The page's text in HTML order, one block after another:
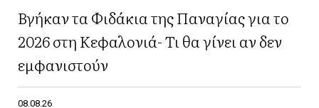
Βγήκαν τα Φιδάκια της Παναγίας για το
2026 στη Κεφαλονιά- Τι θα γίνει αν δεν
εμφανιστούν
08.08.26